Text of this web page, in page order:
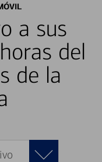
a sus
del
de la